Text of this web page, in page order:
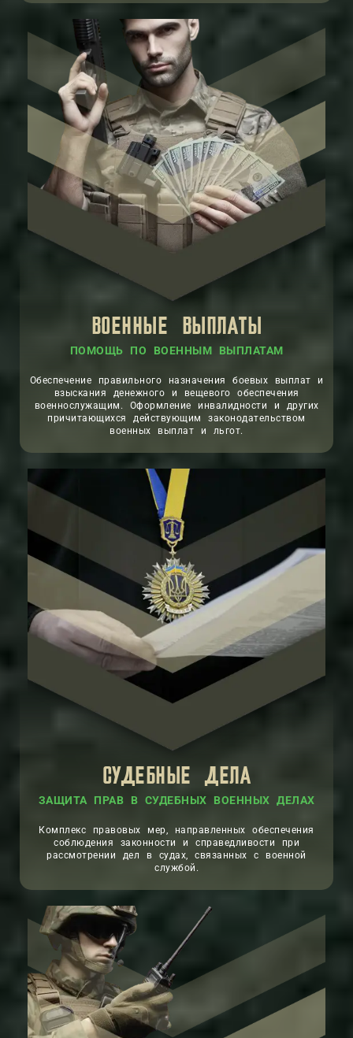
ВОЕННЫЕ ВЫПЛАТЫ
ПОМОЩЬ ПО ВОЕННЫМ ВЫПЛАТАМ
Обеспечение правильного назначения боевых выплат и
взыскания денежного и вещевого обеспечения
военнослужащим. Оформление инвалидности и других
причитающихся действующим законодательством
военных выплат и льгот.
СУДЕБНЫЕ ДЕЛА
ЗАЩИТА ПРАВ В СУДЕБНЫХ ВОЕННЫХ ДЕЛАХ
Комплекс правовых мер, направленных обеспечения
соблюдения законности и справедливости при
рассмотрении дел в судах, связанных с военной
службой.